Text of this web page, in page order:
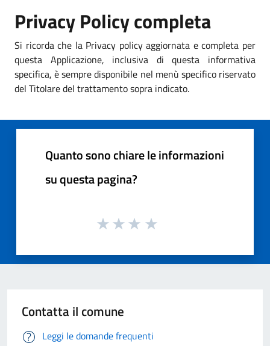
Privacy Policy completa
Si ricorda che la Privacy policy aggiornata e completa per
questa Applicazione, inclusiva di questa informativa
specifica, è sempre disponibile nel menù specifico riservato
del Titolare del trattamento sopra indicato.
Quanto sono chiare le informazioni
su questa pagina?
Contatta il comune
Leggi le domande frequenti